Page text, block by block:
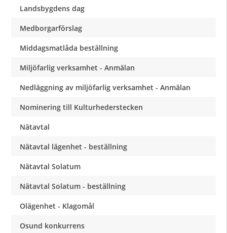
Landsbygdens dag
Medborgarförslag
Middagsmatlåda beställning
Miljöfarlig verksamhet - Anmälan
Nedläggning av miljöfarlig verksamhet - Anmälan
Nominering till Kulturhederstecken
Nätavtal
Nätavtal lägenhet - beställning
Nätavtal Solatum
Nätavtal Solatum - beställning
Olägenhet - Klagomål
Osund konkurrens